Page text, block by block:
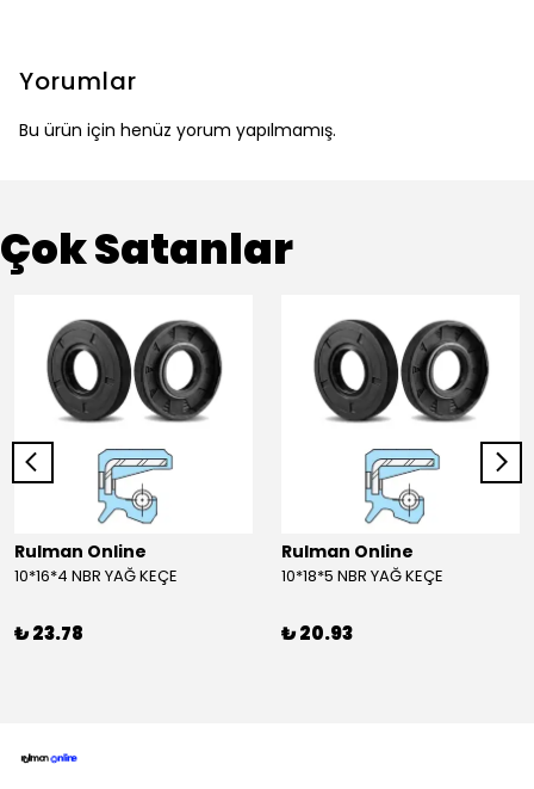
Yorumlar
Bu ürün için henüz yorum yapılmamış.
Çok Satanlar
Rulman Online
10*16*4 NBR YAĞ KEÇE
₺ 23.78
Rulman Online
10*18*5 NBR YAĞ KEÇE
₺ 20.93